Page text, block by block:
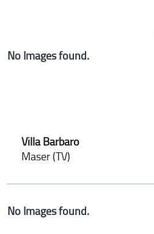
No Images found.
Villa Barbaro
Maser (TV)
No Images found.